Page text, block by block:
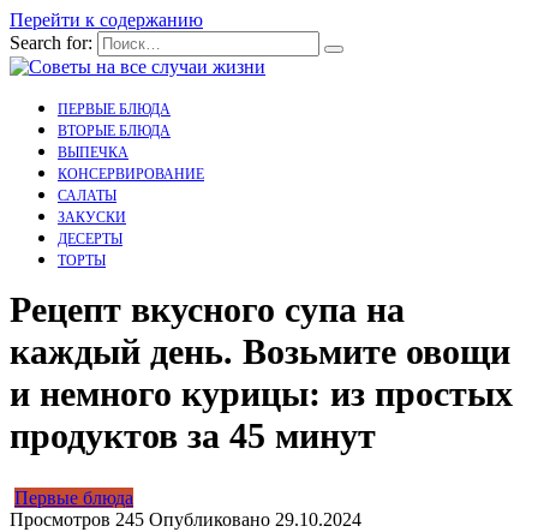
Перейти к содержанию
Search for:
ПЕРВЫЕ БЛЮДА
ВТОРЫЕ БЛЮДА
ВЫПЕЧКА
КОНСЕРВИРОВАНИЕ
САЛАТЫ
ЗАКУСКИ
ДЕСЕРТЫ
ТОРТЫ
Рецепт вкусного супа на
каждый день. Возьмите овощи
и немного курицы: из простых
продуктов за 45 минут
Первые блюда
Просмотров 245 Опубликовано 29.10.2024